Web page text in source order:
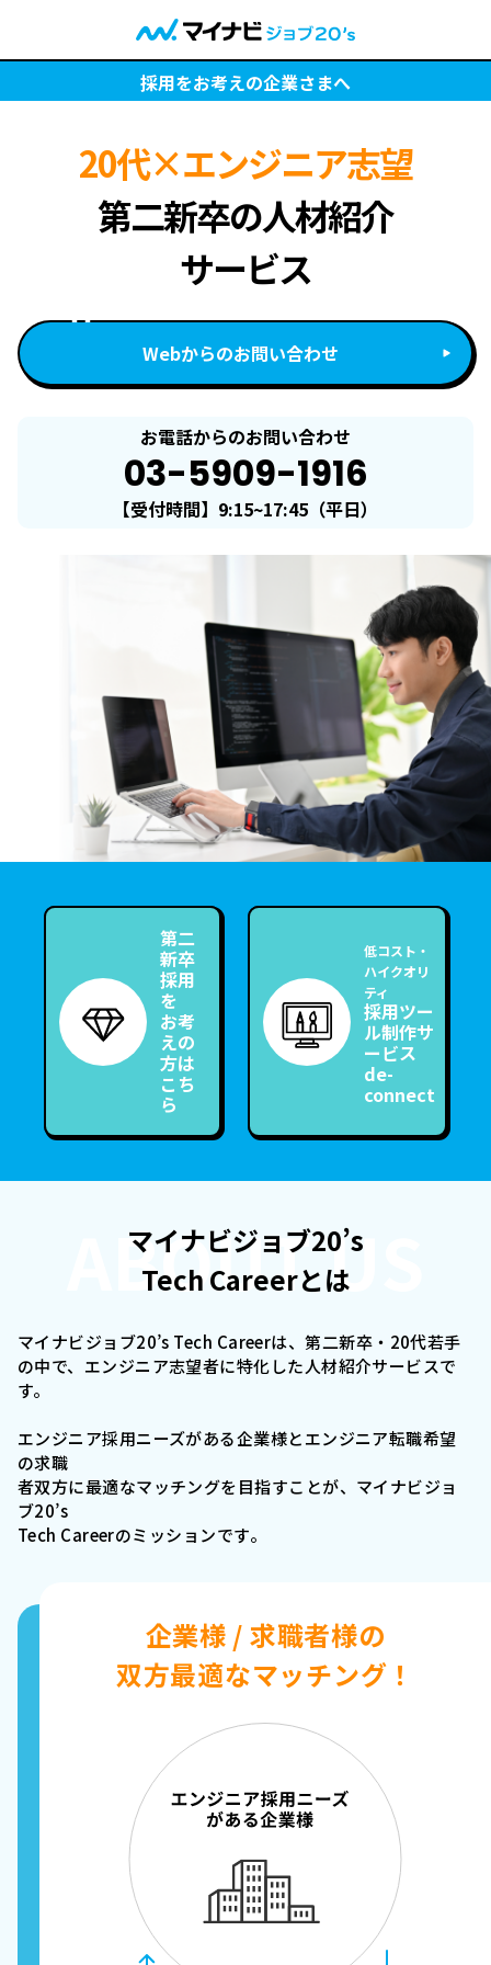
採用をお考えの企業さまへ
20代×エンジニア志望
第二新卒の人材紹介
サービス
Webからのお問い合わせ
お電話からのお問い合わせ
03-5909-1916
【受付時間】9:15~17:45（平日）
第二
新卒
採用
を
お考
えの
方は
こち
ら
低コスト・
ハイクオリ
ティ
採用ツー
ル制作サ
ービス
de-
connect
ABOUT US
マイナビジョブ20’s
Tech Careerとは
マイナビジョブ20’s Tech Careerは、第二新卒・20代若手
の中で、エンジニア志望者に特化した人材紹介サービスで
す。
エンジニア採用ニーズがある企業様とエンジニア転職希望
の求職
者双方に最適なマッチングを目指すことが、マイナビジョ
ブ20’s
Tech Careerのミッションです。
企業様 / 求職者様の
双方最適なマッチング！